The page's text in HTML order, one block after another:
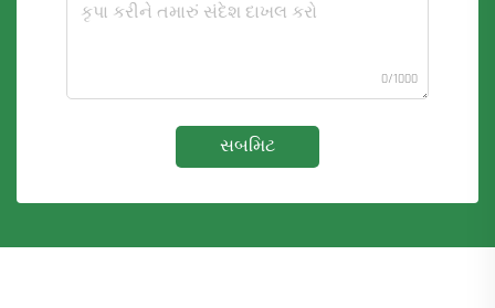
0/1000
સબમિટ